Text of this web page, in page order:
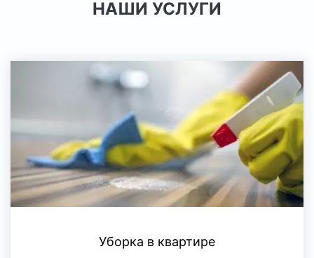
НАШИ УСЛУГИ
Уборка в квартире